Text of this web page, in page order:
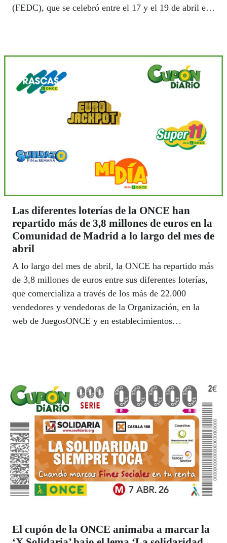
(FEDC), que se celebró entre el 17 y el 19 de abril en
Las diferentes loterías de la ONCE han
repartido más de 3,8 millones de euros en la
Comunidad de Madrid a lo largo del mes de
abril
A lo largo del mes de abril, la ONCE ha repartido más
de 3,8 millones de euros entre sus diferentes loterías,
que comercializa a través de los más de 22.000
vendedores y vendedoras de la Organización, en la
web de JuegosONCE y en establecimientos
El cupón de la ONCE animaba a marcar la